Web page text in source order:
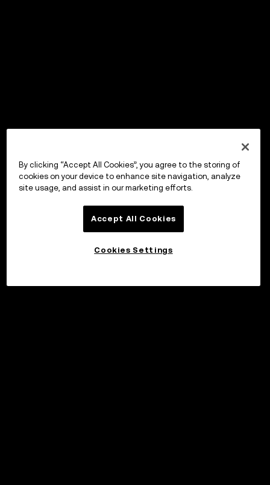
By clicking “Accept All Cookies”, you agree to the storing of
cookies on your device to enhance site navigation, analyze
site usage, and assist in our marketing efforts.
Accept All Cookies
Cookies Settings